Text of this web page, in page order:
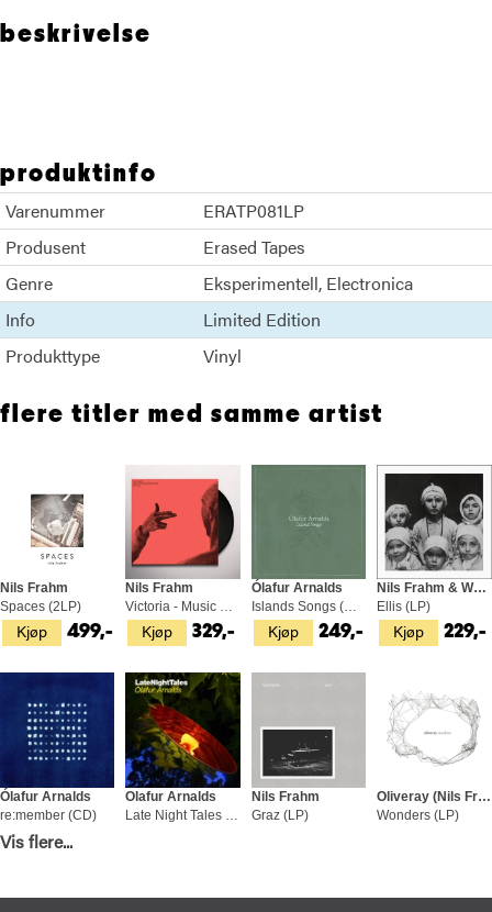
beskrivelse
produktinfo
Varenummer
ERATP081LP
Produsent
Erased Tapes
Genre
Eksperimentell Electronica
Info
Limited Edition
Produkttype
Vinyl
flere titler med samme artist
Kjøp
Nils Frahm
Spaces (2LP)
499,- Kjøp
Nils Frahm
Victoria - Music For The Motion Pic (LP)
329,- Kjøp
Ólafur Arnalds
Islands Songs (CD)
249,- Kjøp
Nils Frahm & Woodkid
Ellis (LP)
229,-
Kjøp
Ólafur Arnalds
re:member (CD)
249,-
Olafur Arnalds
Nils Frahm
Graz (LP)
Oliveray (Nils Frahm & Peter Broderick)
Wonders (LP)
Vis flere...